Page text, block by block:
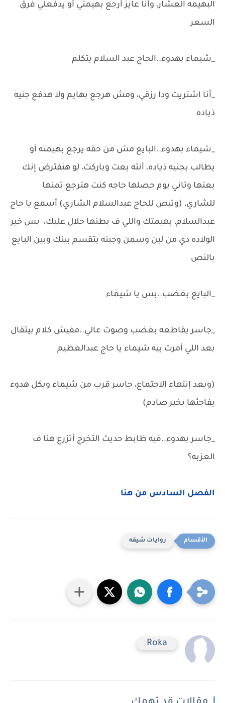
البهيمه العشار، وأنا عايز أرجع بهيمتي أو يدفعلي فرق
السعر
_شيماء بهدوء..الحاج عبد السلام يتكلم
_أنا اشتريت ودا رزقي، ومش هرجع بهايم ولا هدفع جنيه
ذياده
_شيماء بهدوء..البايع مش من حقه يرجع بهيمته أو
يطالب بجنيه ذياده، أنته بعت وباركت، لو هنفترض إنك
بعتها وتاني يوم حصلها حاجه كنت هترجع تمنها
للشاري، (وتبص للحاج عبدالسلام الشاري) أسمع يا حاج
عبدالسلام، بهيمتك واللي ف بطنها حلال عليك، بس خير
الولاده دي من لبن وسمن وجبنه يتقسم بينك وبين البايع
بالنص
_البايع بغضب..بس يا شيماء
_جاسر يقاطعه بغضب وصوت عالي..مفيش كلام بيتقال
بعد اللي أمرت بيه شيماء يا حاج عبدالعظيم
(وبعد إنتهاء الاجتماع، جاسر قرب من شيماء وبكل هدوء
يفاجئها بخبر صادم)
_جاسر بهدوء..فيه ظابط حديث التخرج أتزرع هنا ف
العزبه؟
الفصل السادس من هنا
روايات شيقه
Roka